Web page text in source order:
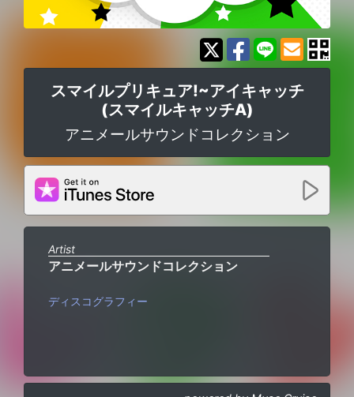
スマイルプリキュア!~アイキャッチ
(スマイルキャッチA)
アニメールサウンドコレクション
Artist
アニメールサウンドコレクション
ディスコグラフィー